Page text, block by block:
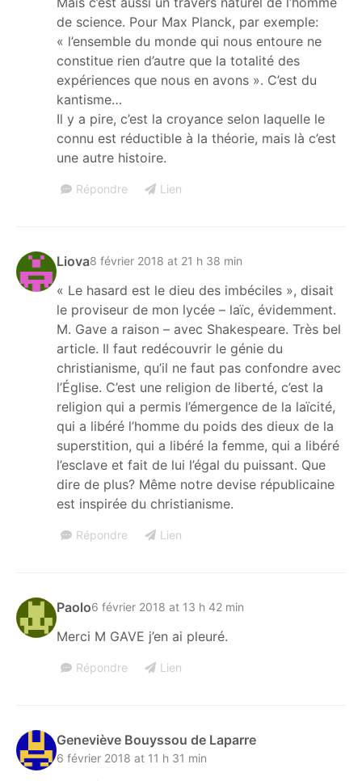
de science. Pour Max Planck, par exemple:
« l’ensemble du monde qui nous entoure ne
constitue rien d’autre que la totalité des
expériences que nous en avons ». C’est du
kantisme…
Il y a pire, c’est la croyance selon laquelle le
connu est réductible à la théorie, mais là c’est
une autre histoire.
Répondre Lien
Liova8 février 2018 at 21 h 38 min
« Le hasard est le dieu des imbéciles », disait
le proviseur de mon lycée – laïc, évidemment.
M. Gave a raison – avec Shakespeare. Très bel
article. Il faut redécouvrir le génie du
christianisme, qu’il ne faut pas confondre avec
l’Église. C’est une religion de liberté, c’est la
religion qui a permis l’émergence de la laïcité,
qui a libéré l’homme du poids des dieux de la
superstition, qui a libéré la femme, qui a libéré
l’esclave et fait de lui l’égal du puissant. Que
dire de plus? Même notre devise républicaine
est inspirée du christianisme.
Répondre Lien
Paolo6 février 2018 at 13 h 42 min
Merci M GAVE j’en ai pleuré.
Répondre Lien
Geneviève Bouyssou de Laparre
6 février 2018 at 11 h 31 min